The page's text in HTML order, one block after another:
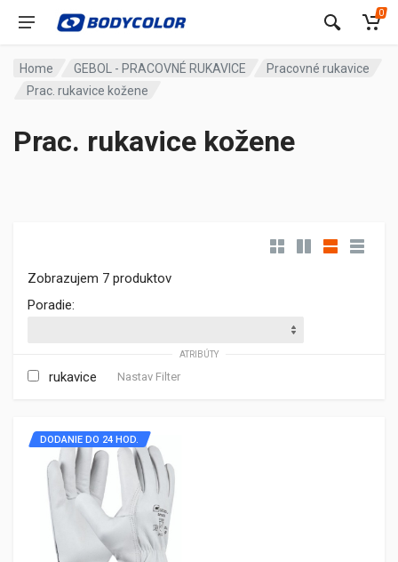
0
Home GEBOL - PRACOVNÉ RUKAVICE
Pracovné rukavice
Prac. rukavice kožene
Prac. rukavice kožene
Zobrazujem 7 produktov
Poradie:
ATRIBÚTY
rukavice Nastav Filter
DODANIE DO 24 HOD.